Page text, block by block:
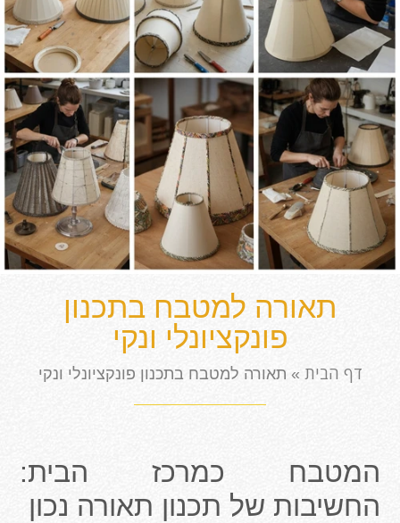
תאורה למטבח בתכנון
פונקציונלי ונקי
דף הבית » תאורה למטבח בתכנון פונקציונלי ונקי
המטבח כמרכז הבית:
החשיבות של תכנון תאורה נכון